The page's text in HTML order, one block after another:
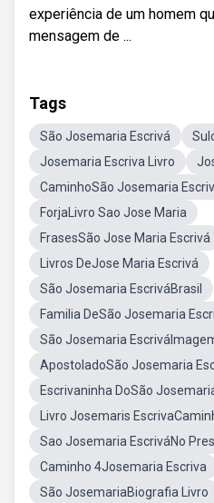
experiência de um homem
mensagem de ...
Tags
São Josemaria Escrivá
Josemaria Escriva Livro
CaminhoSão Josemaria
ForjaLivro Sao Jose Maria
FrasesSão Jose Maria Escrivá
Livros DeJose Maria Escrivá
São Josemaria EscriváBrasil
Familia DeSão Josemaria
São Josemaria
ApostoladoSão Josemaria
Escrivaninha DoSão
Livro Josemaris
Sao Josemaria EscriváNo
Caminho 4Josemaria Escriva
São JosemariaBiografia Livro